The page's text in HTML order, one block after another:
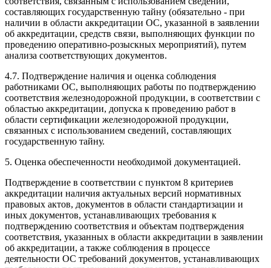
составляющих государственную тайну (обязательно - при
наличии в области аккредитации ОС, указанной в заявлении
об аккредитации, средств связи, выполняющих функции по
проведению оперативно-розыскных мероприятий), путем
анализа соответствующих документов.
4.7. Подтверждение наличия и оценка соблюдения
работниками ОС, выполняющих работы по подтверждению
соответствия железнодорожной продукции, в соответствии с
областью аккредитации, допуска к проведению работ в
области сертификации железнодорожной продукции,
связанных с использованием сведений, составляющих
государственную тайну.
5. Оценка обеспеченности необходимой документацией.
Подтверждение в соответствии с пунктом 8 критериев
аккредитации наличия актуальных версий нормативных
правовых актов, документов в области стандартизации и
иных документов, устанавливающих требования к
подтверждению соответствия и объектам подтверждения
соответствия, указанных в области аккредитации в заявлении
об аккредитации, а также соблюдения в процессе
деятельности ОС требований документов, устанавливающих